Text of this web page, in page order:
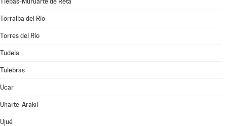
Torralba del Río
Torres del Río
Tudela
Tulebras
Ucar
Uharte-Arakil
Ujué